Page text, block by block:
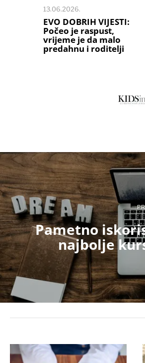
13.06.2026.
EVO DOBRIH VIJESTI:
Počeo je raspust,
vrijeme je da malo
predahnu i roditelji
Pametno
najbolje